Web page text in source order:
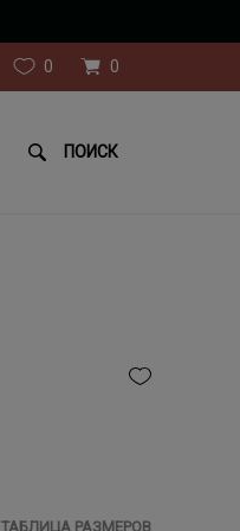
0 0
ПОИСК
ТАБЛИЦА РАЗМЕРОВ